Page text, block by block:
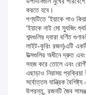
করতে হবে।
পণ্যটিতে 'ইয়াকে গাও
'ইয়াকে নাই মো স্যুজিং
শব্দগুলির দ্বারা বর্ণিত
লাইট-কুরিং রজন)এটি
উত্সগুলির অধীনে দ্রুত
সহজ করে তোলে এবং
এছাড়াও নিরাময়
সর্বোত্তম যান্ত্রিক
উপরন্তু, রজনটি জৈব